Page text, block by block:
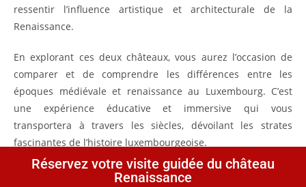
ressentir l’influence artistique et architecturale de la
Renaissance.
En explorant ces deux châteaux, vous aurez l’occasion de
comparer et de comprendre les différences entre les
époques médiévale et renaissance au Luxembourg. C’est
une expérience éducative et immersive qui vous
transportera à travers les siècles, dévoilant les strates
fascinantes de l’histoire luxembourgeoise.
Réservez votre visite guidée du château
Renaissance